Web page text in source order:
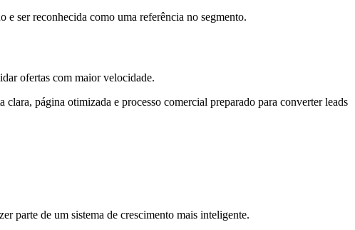
e ser reconhecida como uma referência no segmento.
ofertas com maior velocidade.
página otimizada e processo comercial preparado para converter leads
parte de um sistema de crescimento mais inteligente.